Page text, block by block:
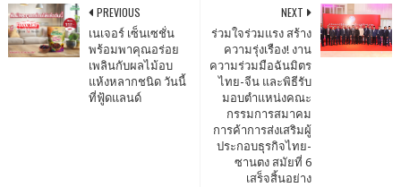
NEXT
ร่วมใจร่วมแรง สร้าง
ความรุ่งเรือง! งาน
ความร่วมมือฉันมิตร
ไทย-จีน และพิธีรับ
มอบตำแหน่งคณะ
กรรมการสมาคม
การค้าการส่งเสริมผู้
ประกอบธุรกิจไทย-
ซานตง สมัยที่ 6
เสร็จสิ้นอย่าง
PREVIOUS
เนเจอร์ เซ็นเซชั่น
พร้อมพาคุณอร่อย
เพลินกับผลไม้อบ
แห้งหลากชนิด วันนี้
ที่ฟู้ดแลนด์